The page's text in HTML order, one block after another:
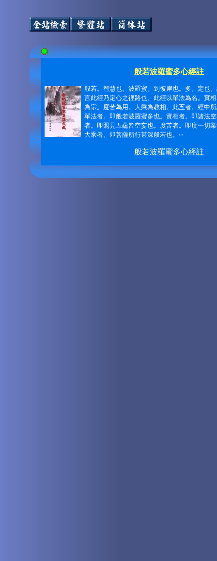
般若波羅蜜多心經註
般若。智慧也。波羅蜜。到彼岸也。多。定也
言此經乃定心之徑路也。此經以單法為名。實
為宗。度苦為用。大乘為教相。此五者。經中
單法者。即般若波羅蜜多也。實相者。即諸法
者。即照見五蘊皆空妄也。度苦者。即度一切
大乘者。即菩薩所行甚深般若也。 ‧‧‧
般若波羅蜜多心經註